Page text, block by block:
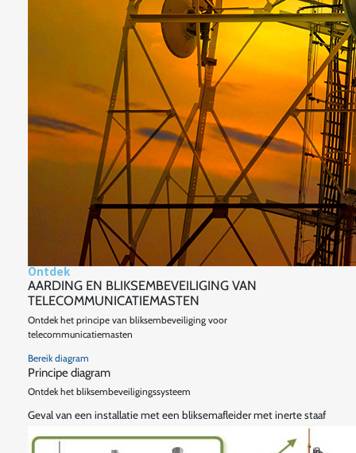
Ontdek
AARDING EN BLIKSEMBEVEILIGING VAN
TELECOMMUNICATIEMASTEN
Ontdek het principe van bliksembeveiliging voor
telecommunicatiemasten
Bereik diagram
Principe diagram
Ontdek het bliksembeveiligingssysteem
Geval van een installatie met een bliksemafleider met inerte staaf